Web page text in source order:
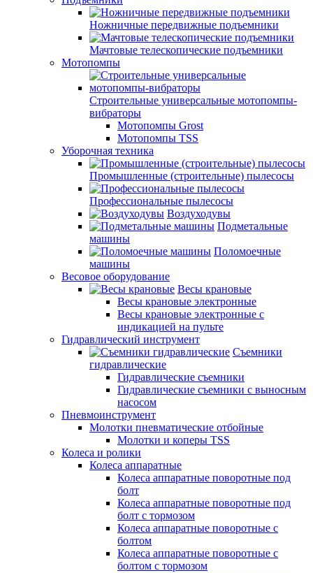
Ножничные передвижные подъемники
Мачтовые телескопические подъемники
Мотопомпы
Строительные универсальные мотопомпы-
вибраторы
Мотопомпы Grost
Мотопомпы TSS
Уборочная техника
Промышленные (строительные) пылесосы
Профессиональные пылесосы
Воздуходувы
Подметальные
машины
Поломоечные
машины
Весовое оборудование
Весы крановые
Весы крановые электронные
Весы крановые электронные с
индикацией на пульте
Гидравлический инструмент
Съемники
гидравлические
Гидравлические съемники
Гидравлические cъемники с выносным
насосом
Пневмоинструмент
Молотки пневматические отбойные
Молотки и коперы TSS
Колеса и ролики
Колеса аппаратные
Колеса аппаратные поворотные под
болт
Колеса аппаратные поворотные под
болт с тормозом
Колеса аппаратные поворотные с
болтом
Колеса аппаратные поворотные с
болтом с тормозом